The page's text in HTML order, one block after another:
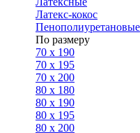
Латекс-кокос
Пенополиуретановые
По размеру
70 х 190
70 х 195
70 х 200
80 х 180
80 х 190
80 х 195
80 х 200